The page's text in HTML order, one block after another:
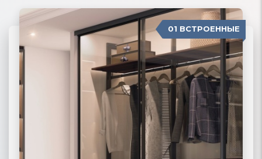
04 П-ОБРАЗНЫЕ 01 ВСТРОЕННЫЕ
02 РАДИУСНЫЕ
03 МОДЕРН